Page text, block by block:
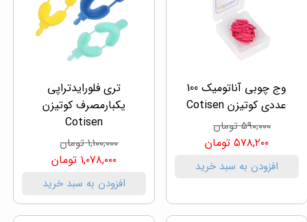
وج چوبی آناتومیک 100
عددی کوتیزن Cotisen
۵۹۰,۰۰۰ تومان
۵۷۸,۲۰۰ تومان
افزودن به سبد خرید
تری فلورایدتراپی
یکبارمصرف کوتیزن
Cotisen
۱,۱۰۰,۰۰۰ تومان
۱,۰۷۸,۰۰۰ تومان
افزودن به سبد خرید